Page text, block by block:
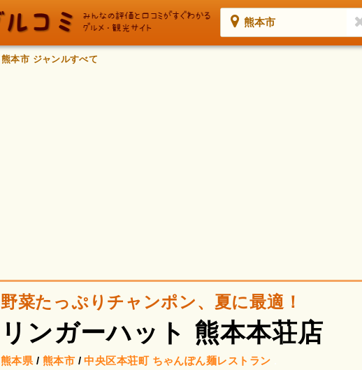
熊本市
熊本市 ジャンルすべて
野菜たっぷりチャンポン、夏に最適！
リンガーハット 熊本本荘店
熊本県 / 熊本市 /中央区本荘町 ちゃんぽん麺レストラン